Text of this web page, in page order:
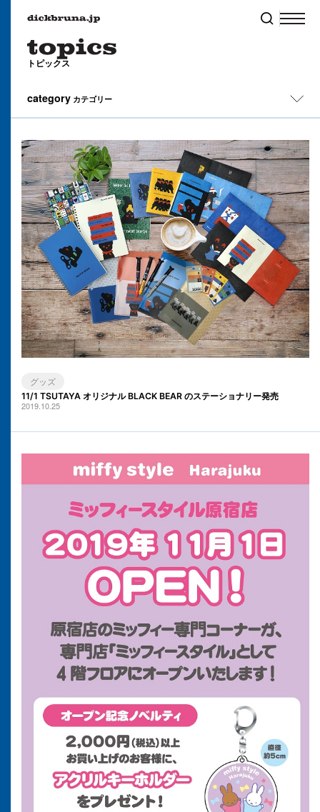
トピックス
category カテゴリー
All イベント キャンペーン コラム
グッズ
11/1 TSUTAYA オリジナル BLACK BEAR のステーショナリー発売
2019.10.25